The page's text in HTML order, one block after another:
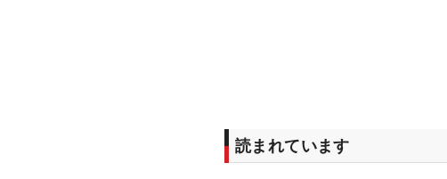
読まれています